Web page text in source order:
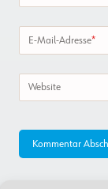
E-Mail-Adresse*
Website